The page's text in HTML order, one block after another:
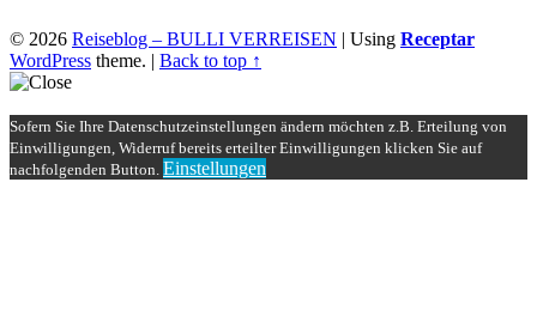
© 2026 Reiseblog – BULLI VERREISEN | Using Receptar
WordPress theme. | Back to top ↑
Sofern Sie Ihre Datenschutzeinstellungen ändern möchten z.B. Erteilung von
Einwilligungen, Widerruf bereits erteilter Einwilligungen klicken Sie auf
nachfolgenden Button. Einstellungen